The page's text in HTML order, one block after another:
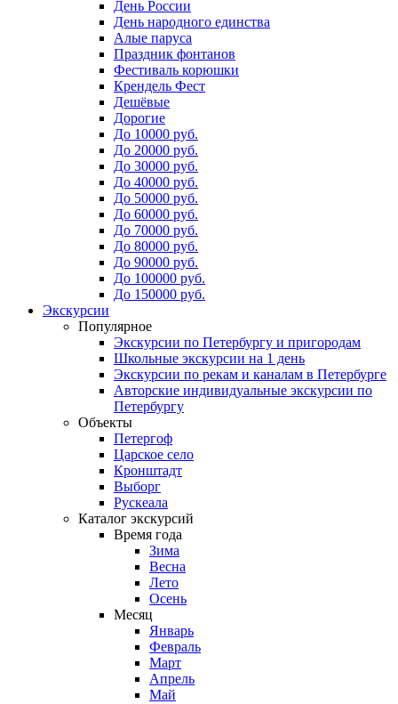
День России
День народного единства
Алые паруса
Праздник фонтанов
Фестиваль корюшки
Крендель Фест
Дешёвые
Дорогие
До 10000 руб.
До 20000 руб.
До 30000 руб.
До 40000 руб.
До 50000 руб.
До 60000 руб.
До 70000 руб.
До 80000 руб.
До 90000 руб.
До 100000 руб.
До 150000 руб.
Экскурсии
Популярное
Экскурсии по Петербургу и пригородам
Школьные экскурсии на 1 день
Экскурсии по рекам и каналам в Петербурге
Авторские индивидуальные экскурсии по
Петербургу
Объекты
Петергоф
Царское село
Кронштадт
Выборг
Рускеала
Каталог экскурсий
Время года
Зима
Весна
Лето
Осень
Месяц
Январь
Февраль
Март
Апрель
Май